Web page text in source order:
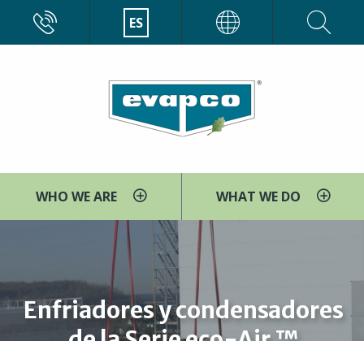
contenido
ES
WHO WE ARE WHAT WE DO
Enfriadores y condensadores